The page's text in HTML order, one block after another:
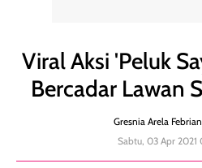
Viral Aksi 'Peluk
Bercadar Lawan
Gresnia Arela
Sabtu, 03 Apr 2021